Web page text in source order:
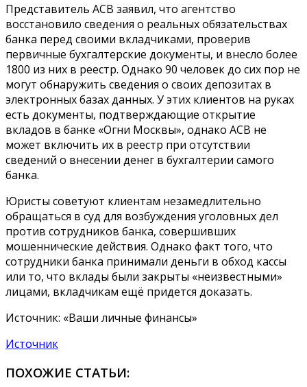
Представитель АСВ заявил, что агентство
восстановило сведения о реальных обязательствах
банка перед своими вкладчиками, проверив
первичные бухгалтерские документы, и внесло более
1800 из них в реестр. Однако 90 человек до сих пор не
могут обнаружить сведения о своих депозитах в
электронных базах данных. У этих клиентов на руках
есть документы, подтверждающие открытие
вкладов в банке «Огни Москвы», однако АСВ не
может включить их в реестр при отсутствии
сведений о внесении денег в бухгалтерии самого
банка.
Юристы советуют клиентам незамедлительно
обращаться в суд для возбуждения уголовных дел
против сотрудников банка, совершивших
мошеннические действия. Однако факт того, что
сотрудники банка принимали деньги в обход кассы
или то, что вклады были закрыты «неизвестными»
лицами, вкладчикам ещё придется доказать.
Источник: «Ваши личные финансы»
Источник
ПОХОЖИЕ СТАТЬИ: